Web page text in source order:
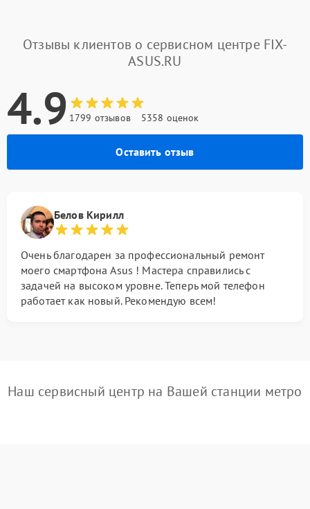
Отзывы клиентов о сервисном центре FIX-
ASUS.RU
4.9 1799 отзывов 5358 оценок
Оставить отзыв
Белов Кирилл
Очень благодарен за профессиональный ремонт
моего смартфона Asus ! Мастера справились с
задачей на высоком уровне. Теперь мой телефон
работает как новый. Рекомендую всем!
Наш сервисный центр на Вашей станции метро